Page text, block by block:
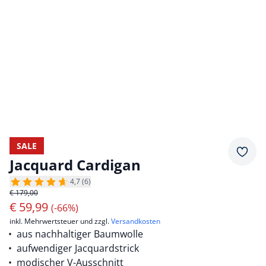
SALE
Jacquard Cardigan
4,7 (6)
€ 179,00
€ 59,99 (-66%)
inkl. Mehrwertsteuer und zzgl.Versandkosten
aus nachhaltiger Baumwolle
aufwendiger Jacquardstrick
modischer V-Ausschnitt